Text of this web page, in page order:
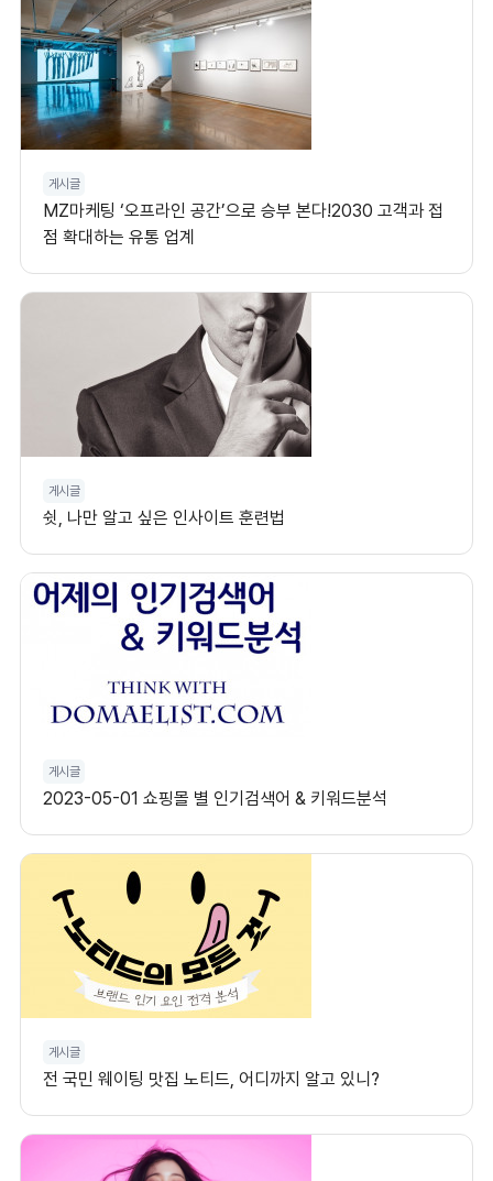
게시글
MZ마케팅 ‘오프라인 공간’으로 승부 본다!2030 고객과 접
점 확대하는 유통 업계
게시글
쉿, 나만 알고 싶은 인사이트 훈련법
게시글
2023-05-01 쇼핑몰 별 인기검색어 & 키워드분석
게시글
전 국민 웨이팅 맛집 노티드, 어디까지 알고 있니?